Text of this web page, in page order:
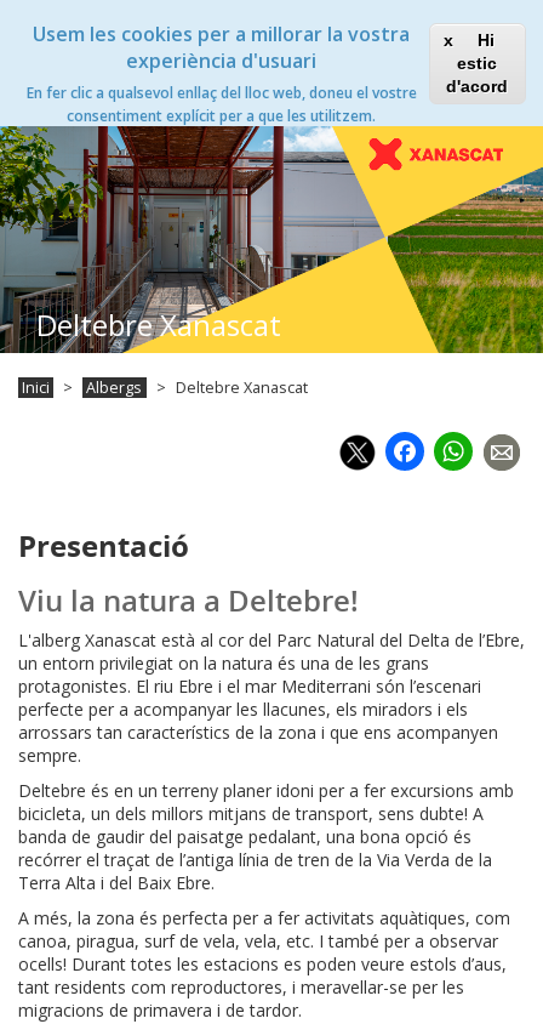
Usem les cookies per a millorar la vostra
experiència d'usuari
En fer clic a qualsevol enllaç del lloc web, doneu el vostre
consentiment explícit per a que les utilitzem.
Hi
estic
d'acord
Toggle
Xanascat
Toggle
navigation
Deltebre Xanascat
Inici Albergs Deltebre Xanascat
Presentació
Viu la natura a Deltebre!
L'alberg Xanascat està al cor del Parc Natural del Delta de l’Ebre,
un entorn privilegiat on la natura és una de les grans
protagonistes. El riu Ebre i el mar Mediterrani són l’escenari
perfecte per a acompanyar les llacunes, els miradors i els
arrossars tan característics de la zona i que ens acompanyen
sempre.
Deltebre és en un terreny planer idoni per a fer excursions amb
bicicleta, un dels millors mitjans de transport, sens dubte! A
banda de gaudir del paisatge pedalant, una bona opció és
recórrer el traçat de l’antiga línia de tren de la Via Verda de la
Terra Alta i del Baix Ebre.
A més, la zona és perfecta per a fer activitats aquàtiques, com
canoa, piragua, surf de vela, vela, etc. I també per a observar
ocells! Durant totes les estacions es poden veure estols d’aus,
tant residents com reproductores, i meravellar-se per les
migracions de primavera i de tardor.